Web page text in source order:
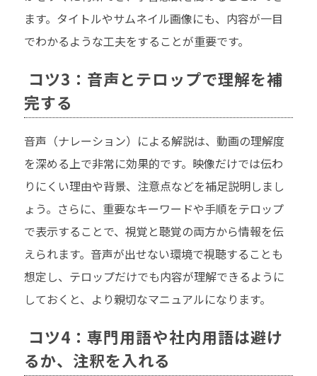
ます。タイトルやサムネイル画像にも、内容が一目
でわかるような工夫をすることが重要です。
コツ3：音声とテロップで理解を補
完する
音声（ナレーション）による解説は、動画の理解度
を深める上で非常に効果的です。映像だけでは伝わ
りにくい理由や背景、注意点などを補足説明しまし
ょう。さらに、重要なキーワードや手順をテロップ
で表示することで、視覚と聴覚の両方から情報を伝
えられます。音声が出せない環境で視聴することも
想定し、テロップだけでも内容が理解できるように
しておくと、より親切なマニュアルになります。
コツ4：専門用語や社内用語は避け
るか、注釈を入れる